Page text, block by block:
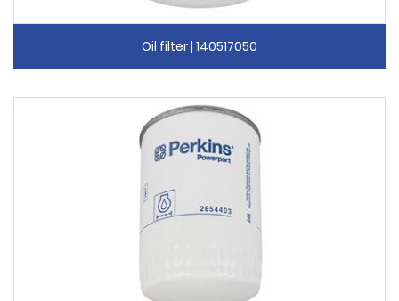
Oil filter | 140517050